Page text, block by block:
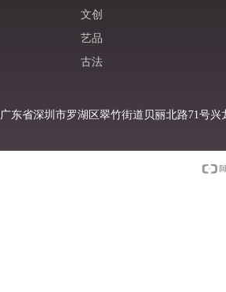
广东省深圳市罗湖区翠竹街道贝丽北路71号兴
文创
艺品
古法